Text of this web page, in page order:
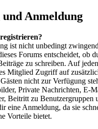
Anmeldung
ist nicht unbedingt
Forums entscheidet, ob
zu schreiben. Auf
Mitglied Zugriff auf
nicht zur Verfügung
Private Nachrichten, E-
Beitritt zu Benutzergruppen
eine Anmeldung, da sie
Vorteile bietet.